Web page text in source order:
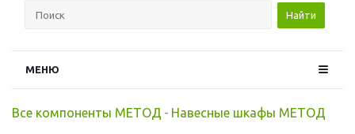
Найти
МЕНЮ
Все компоненты МЕТОД - Навесные шкафы МЕТОД